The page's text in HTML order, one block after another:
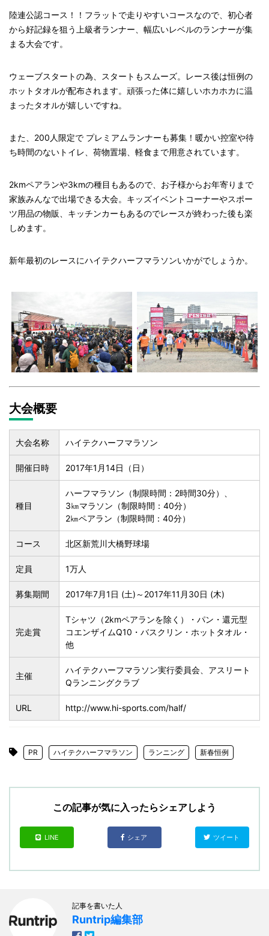
陸連公認コース！！フラットで走りやすいコースなので、初心者
から好記録を狙う上級者ランナー、幅広いレベルのランナーが集
まる大会です。
ウェーブスタートの為、スタートもスムーズ。レース後は恒例の
ホットタオルが配布されます。頑張った体に嬉しいホカホカに温
まったタオルが嬉しいですね。
また、200人限定で プレミアムランナーも募集！暖かい控室や待
ち時間のないトイレ、荷物置場、軽食まで用意されています。
2kmペアランや3kmの種目もあるので、お子様からお年寄りまで
家族みんなで出場できる大会。キッズイベントコーナーやスポー
ツ用品の物販、キッチンカーもあるのでレースが終わった後も楽
しめます。
新年最初のレースにハイテクハーフマラソンいかがでしょうか。
大会概要
大会名称 ハイテクハーフマラソン
開催日時 2017年1月14日（日）
種目
ハーフマラソン（制限時間：2時間30分）、
3㎞マラソン（制限時間：40分）
2㎞ペアラン（制限時間：40分）
コース 北区新荒川大橋野球場
定員 1万人
募集期間 2017年7月1日 (土)～2017年11月30日 (木)
完走賞
Tシャツ（2kmペアランを除く）・パン・還元型
コエンザイムQ10・バスクリン・ホットタオル・
他
主催
ハイテクハーフマラソン実行委員会、アスリート
Qランニングクラブ
URL http://www.hi-sports.com/half/
PR ハイテクハーフマラソン ランニング 新春恒例
この記事が気に入ったらシェアしよう
LINE シェア ツイート
記事を書いた人
Runtrip編集部